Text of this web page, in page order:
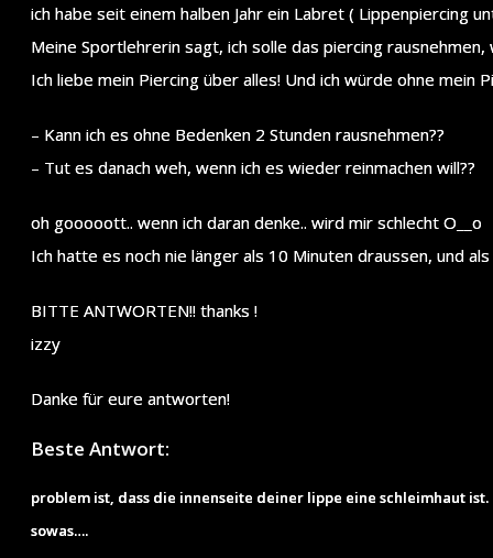
ich habe seit einem halben Jahr ein Labret ( Lippenpiercing
Meine Sportlehrerin sagt, ich solle das piercing
Ich liebe mein Piercing über alles! Und ich würde ohne mein
– Kann ich es ohne Bedenken 2 Stunden rausnehmen??
– Tut es danach weh, wenn ich es wieder reinmachen will??
oh gooooott.. wenn ich daran denke.. wird mir schlecht O__o
Ich hatte es noch nie länger als 10 Minuten draussen, und
BITTE ANTWORTEN!! thanks !
izzy
Danke für eure antworten!
Beste Antwort:
problem ist, dass die innenseite deiner lippe eine schleimhaut
sowas….